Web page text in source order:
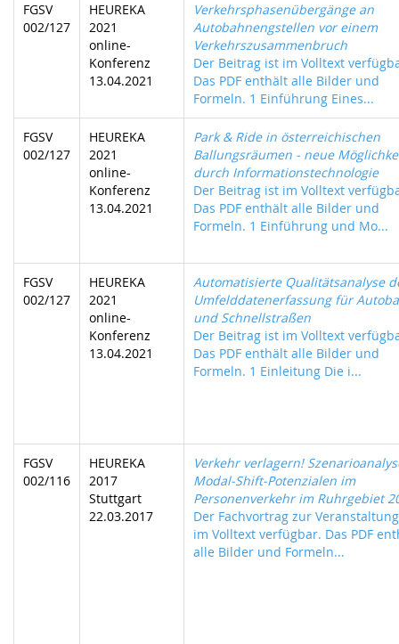
FGSV
002/127
HEUREKA
2021
online-
Konferenz
13.04.2021
Verkehrsphasenübergänge an
Autobahnengstellen vor einem
Verkehrszusammenbruch
Der Beitrag ist im Volltext
Das PDF enthält alle Bilder und
Formeln. 1 Einführung Eines...
FGSV
002/127
HEUREKA
2021
online-
Konferenz
13.04.2021
Park & Ride in österreichischen
Ballungsräumen - neue
durch Informationstechnologie
Der Beitrag ist im Volltext
Das PDF enthält alle Bilder und
Formeln. 1 Einführung und Mo...
FGSV
002/127
HEUREKA
2021
online-
Konferenz
13.04.2021
Automatisierte Qualitätsanalyse
Umfelddatenerfassung für
und Schnellstraßen
Der Beitrag ist im Volltext
Das PDF enthält alle Bilder und
Formeln. 1 Einleitung Die i...
FGSV
002/116
HEUREKA
2017
Stuttgart
22.03.2017
Verkehr verlagern!
Modal-Shift-Potenzialen im
Personenverkehr im Ruhrgebiet
Der Fachvortrag zur
im Volltext verfügbar. Das PDF
alle Bilder und Formeln...